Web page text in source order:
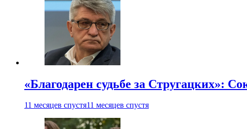
«Благодарен судьбе за Стругацких»:
11 месяцев спустя11 месяцев спустя